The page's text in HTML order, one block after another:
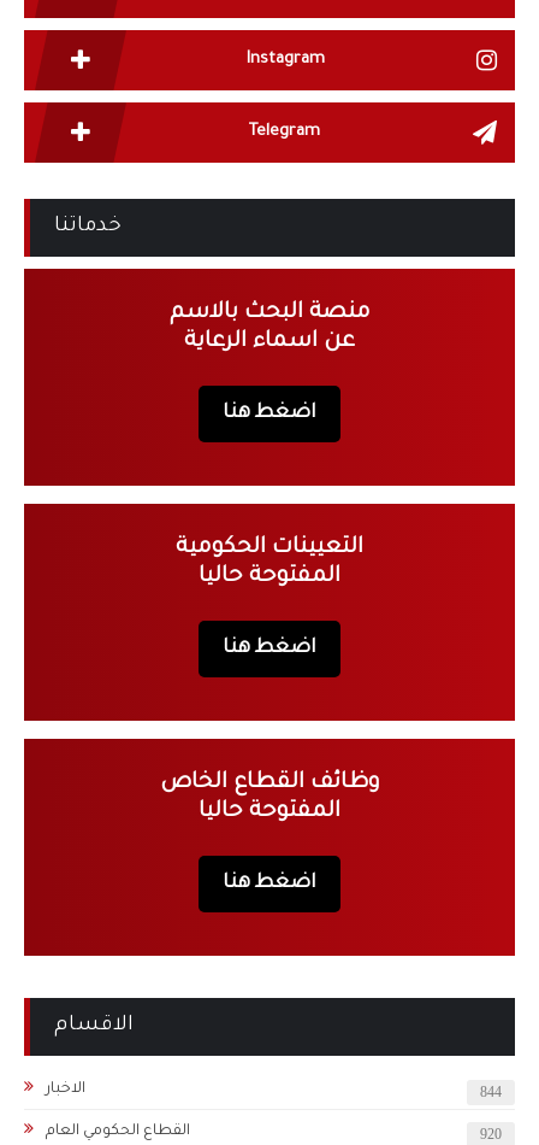
Instagram
Telegram
خدماتنا
منصة البحث بالاسم
عن اسماء الرعاية
اضغط هنا
التعيينات الحكومية
المفتوحة حاليا
اضغط هنا
وظائف القطاع الخاص
المفتوحة حاليا
اضغط هنا
الاقسام
الاخبار 844
القطاع الحكومي العام 920